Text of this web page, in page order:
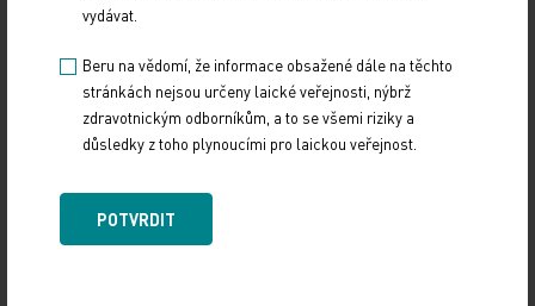
vydávat.
Beru na vědomí, že informace obsažené dále na těchto
stránkách nejsou určeny laické veřejnosti, nýbrž
zdravotnickým odborníkům, a to se všemi riziky a
důsledky z toho plynoucími pro laickou veřejnost.
POTVRDIT